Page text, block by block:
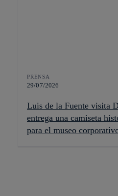
PRENSA
29/07/2026
Luis de la Fuente visita
entrega una camiseta
para el museo